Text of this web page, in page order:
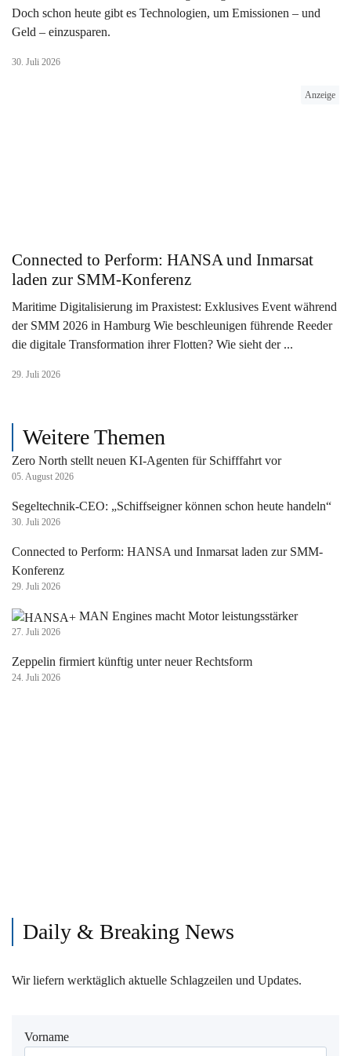
Doch schon heute gibt es Technologien, um Emissionen – und
Geld – einzusparen.
30. Juli 2026
Anzeige
Connected to Perform: HANSA und Inmarsat
laden zur SMM-Konferenz
Maritime Digitalisierung im Praxistest: Exklusives Event während
der SMM 2026 in Hamburg Wie beschleunigen führende Reeder
die digitale Transformation ihrer Flotten? Wie sieht der ...
29. Juli 2026
Weitere Themen
Zero North stellt neuen KI-Agenten für Schifffahrt vor
05. August 2026
Segeltechnik-CEO: „Schiffseigner können schon heute handeln“
30. Juli 2026
Connected to Perform: HANSA und Inmarsat laden zur SMM-
Konferenz
29. Juli 2026
MAN Engines macht Motor leistungsstärker
27. Juli 2026
Zeppelin firmiert künftig unter neuer Rechtsform
24. Juli 2026
Daily & Breaking News
Wir liefern werktäglich aktuelle Schlagzeilen und Updates.
Vorname